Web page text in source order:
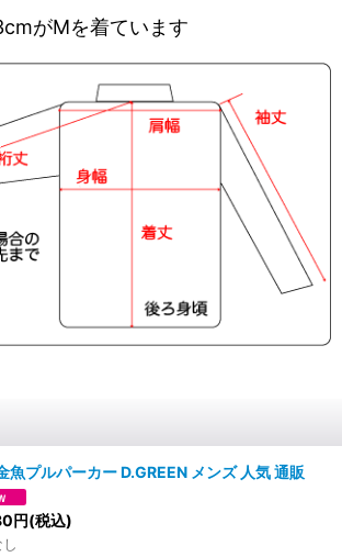
がMを着ています
魚プルパーカー D.GREEN メンズ 人気 通販
円(税込)